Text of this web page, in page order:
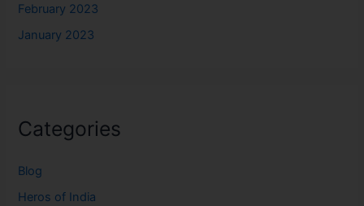
February 2023
January 2023
Categories
Blog
Heros of India